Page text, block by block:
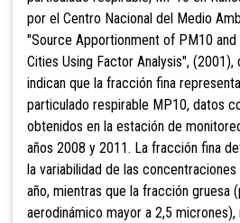
por el Centro Nacional del Medio
"Source Apportionment of PM10 and
Cities Using Factor Analysis", (2001),
indican que la fracción fina
particulado respirable MP10, datos
obtenidos en la estación de
años 2008 y 2011. La fracción fina
la variabilidad de las
año, mientras que la fracción gruesa
aerodinámico mayor a 2,5 micrones),